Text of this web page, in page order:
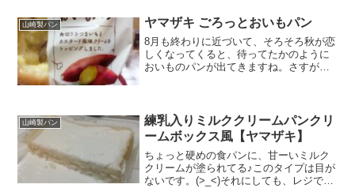
がにじみ出てる感じがいいなぁ～。手に
持った時に、軽く指先に...
山崎製パン ヤマザキ ごろっとおいもパン
8月も終わりに近づいて、そろそろ秋が恋
しくなってくると、待ってたかのように
おいものパンが出てきますね。さすがヤ
りさつまいも♪パッケー...
山崎製パン
練乳入りミルククリームパンクリ
ームボックス風【ヤマザキ】
ちょっと硬めの食パンに、甘ーいミルク
クリームが塗られてる♪このタイプは目が
ないです。(>_<)それにしても、レジで袋